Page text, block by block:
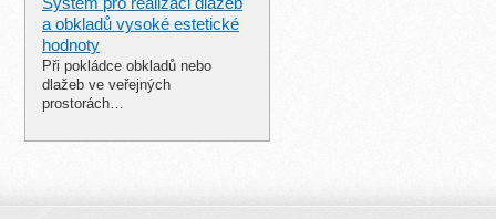
a obkladů vysoké estetické
hodnoty
Při pokládce obkladů nebo
dlažeb ve veřejných
prostorách…